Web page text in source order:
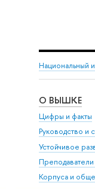
Национальный
О ВЫШКЕ
Цифры и факты
Руководство и
Устойчивое
Преподаватели
Корпуса и